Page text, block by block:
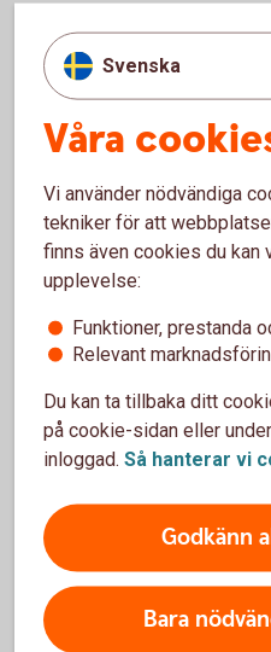
Avbetalning kan jämföras
hela summan inom avtalets
egen insats på 20 procent.
Varför
Ni äger objektet själva
Vi finansierar er moms
Avbetalning - ansök
Svenska
Våra
Vi använder nödvändiga
tekniker för att
finns även cookies du kan
upplevelse:
Funktioner, prestanda
Relevant
Du kan ta tillbaka ditt
på cookie-sidan eller
inloggad. Så hanterar vi
Godkänn
Bara